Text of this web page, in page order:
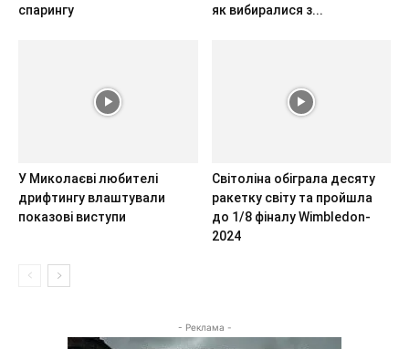
спарингу
як вибиралися з...
У Миколаєві любителі
дрифтингу влаштували
показові виступи
Світоліна обіграла десяту
ракетку світу та пройшла
до 1/8 фіналу Wimbledon-
2024
- Реклама -